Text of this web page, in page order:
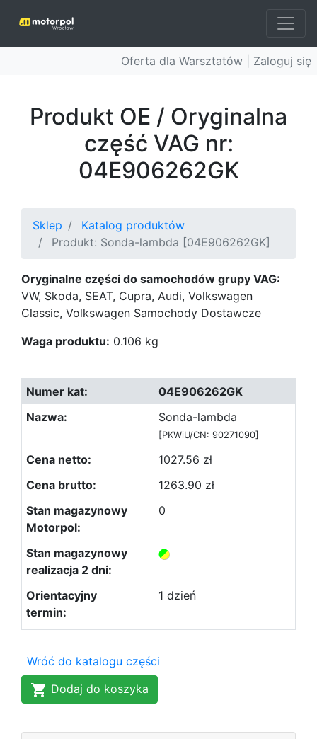
Oferta dla Warsztatów | Zaloguj się
Produkt OE / Oryginalna
część VAG nr:
04E906262GK
Sklep
Katalog produktów
Produkt: Sonda-lambda [04E906262GK]
Oryginalne części do samochodów grupy VAG:
VW, Skoda, SEAT, Cupra, Audi, Volkswagen
Classic, Volkswagen Samochody Dostawcze
Waga produktu: 0.106 kg
04E906262GK
Sonda-lambda
[PKWiU/CN: 90271090]
1027.56 zł
1263.90 zł
0
1 dzień
Wróć do katalogu części
Dodaj do koszyka